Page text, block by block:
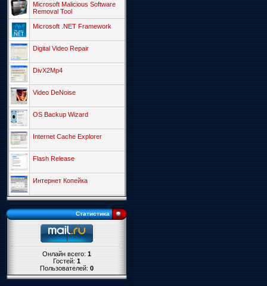
Microsoft Malicious Software
Removal Tool
Microsoft .NET Framework
Digital Video Repair
DivX2Mp4
Video DeNoise
OS Backup Wizard
Internet Cache Explorer
Flash Release
Интернет Копейка
Статистика
Онлайн всего:1
Гостей:1
Пользователей:0